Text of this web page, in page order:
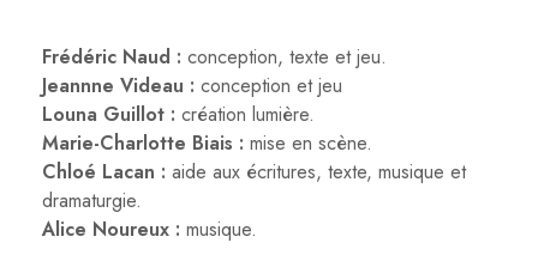
Frédéric Naud : conception, texte et jeu.
Jeannne Videau : conception et jeu
Louna Guillot : création lumière.
Marie-Charlotte Biais : mise en scène.
Chloé Lacan : aide aux écritures, texte, musique et
dramaturgie.
Alice Noureux : musique.